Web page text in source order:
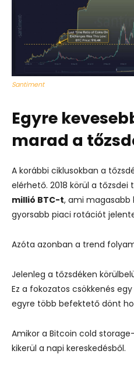
Santiment
Egyre
marad a
A korábbi ciklusokban a
elérhető. 2018 körül a
millió BTC-t, ami magasabb
gyorsabb piaci rotációt
Azóta azonban a trend
Jelenleg a tőzsdéken
Ez a fokozatos csökkenés
egyre több befektető dönt
Amikor a Bitcoin cold
kikerül a napi kereskedésből.